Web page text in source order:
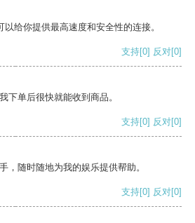
给你提供最高速度和安全性的连接。
支持[0] 反对[0]
下单后很快就能收到商品。
支持[0] 反对[0]
，随时随地为我的娱乐提供帮助。
支持[0] 反对[0]